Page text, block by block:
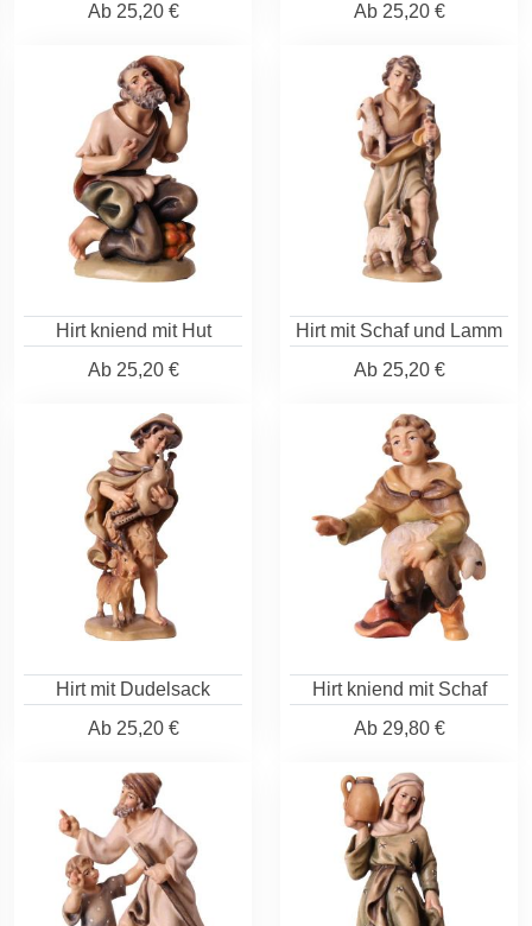
Ab25,20 €
Ab25,20 €
Hirt kniend mit Hut
Ab25,20 €
Hirt mit Schaf und Lamm
Ab25,20 €
Hirt mit Dudelsack
Ab25,20 €
Hirt kniend mit Schaf
Ab29,80 €